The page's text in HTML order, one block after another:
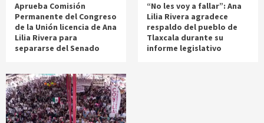
Aprueba Comisión
Permanente del Congreso
de la Unión licencia de Ana
Lilia Rivera para
separarse del Senado
“No les voy a fallar”: Ana
Lilia Rivera agradece
respaldo del pueblo de
Tlaxcala durante su
informe legislativo